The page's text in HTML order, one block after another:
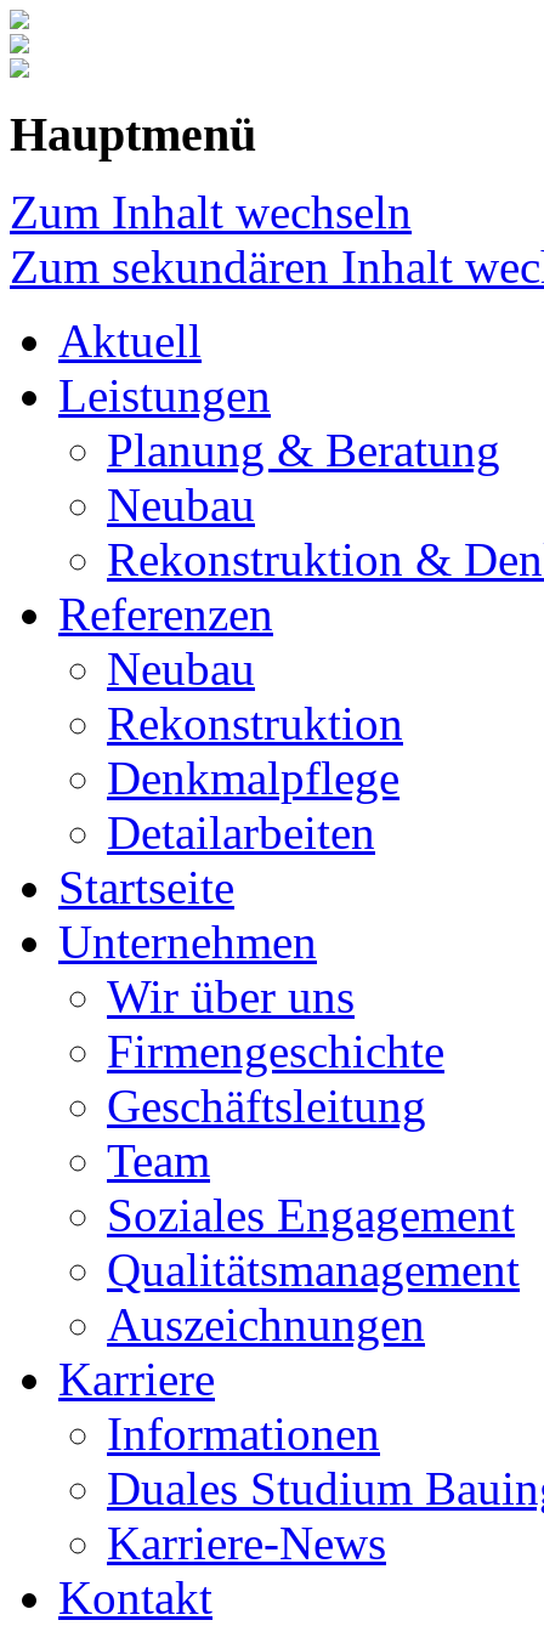
Hauptmenü
Zum Inhalt wechseln
Zum sekundären Inhalt
Aktuell
Leistungen
Planung & Beratung
Neubau
Rekonstruktion &
Referenzen
Neubau
Rekonstruktion
Denkmalpflege
Detailarbeiten
Startseite
Unternehmen
Wir über uns
Firmengeschichte
Geschäftsleitung
Team
Soziales Engagement
Qualitätsmanagement
Auszeichnungen
Karriere
Informationen
Duales Studium
Karriere-News
Kontakt